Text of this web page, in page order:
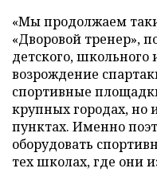
«Мы продолжаем
«Дворовой тренер»,
детского, школьного
возрождение
спортивные
крупных городах, но
пунктах. Именно
оборудовать
тех школах, где они